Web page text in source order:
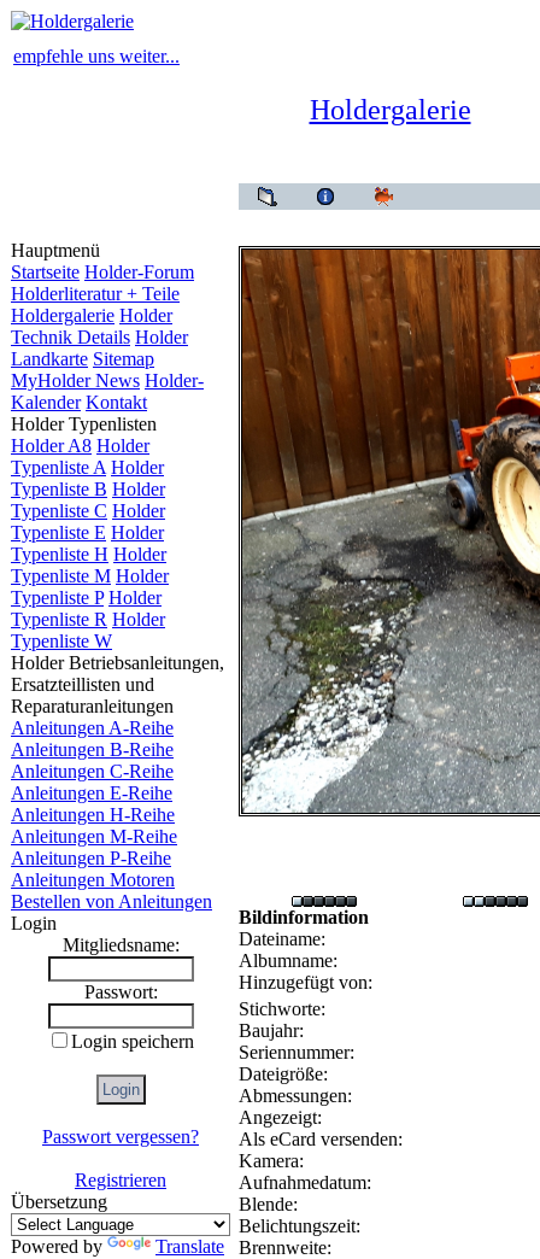
empfehle uns weiter...
Hauptmenü
Startseite Holder-Forum
Holderliteratur + Teile
Holdergalerie Holder
Technik Details Holder
Landkarte Sitemap
MyHolder News Holder-
Kalender Kontakt
Holder Typenlisten
Holder A8 Holder
Typenliste A Holder
Typenliste B Holder
Typenliste C Holder
Typenliste E Holder
Typenliste H Holder
Typenliste M Holder
Typenliste P Holder
Typenliste R Holder
Typenliste W
Holder Betriebsanleitungen,
Ersatzteillisten und
Reparaturanleitungen
Anleitungen A-Reihe
Anleitungen B-Reihe
Anleitungen C-Reihe
Anleitungen E-Reihe
Anleitungen H-Reihe
Anleitungen M-Reihe
Anleitungen P-Reihe
Anleitungen Motoren
Bestellen von Anleitungen
Login
Mitgliedsname:
Passwort:
Login speichern
Passwort vergessen?
Registrieren
Übersetzung
Powered by Translate
Holdergalerie
Bildinformation
Dateiname:
Albumname:
Hinzugefügt von:
Stichworte:
Baujahr:
Seriennummer:
Dateigröße:
Abmessungen:
Angezeigt:
Als eCard versenden:
Kamera:
Aufnahmedatum:
Blende:
Belichtungszeit:
Brennweite: